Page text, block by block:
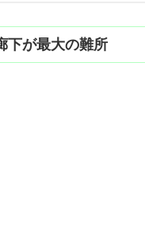
下が最大の難所